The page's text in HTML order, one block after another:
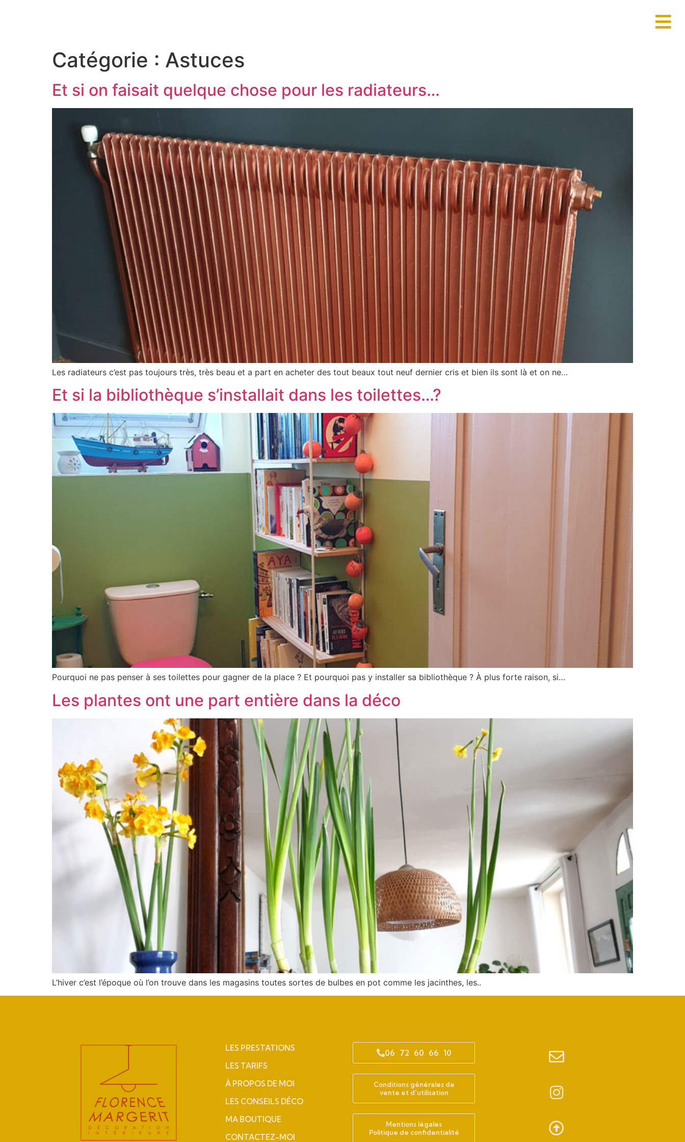
Catégorie : Astuces
Et si on faisait quelque chose pour les radiateurs…
Les radiateurs c’est pas toujours très, très beau et a part en acheter des tout beaux tout neuf dernier cris et bien ils sont là et on ne…
Et si la bibliothèque s’installait dans les toilettes…?
Pourquoi ne pas penser à ses toilettes pour gagner de la place ? Et pourquoi pas y installer sa bibliothèque ? À plus forte raison, si…
Les plantes ont une part entière dans la déco
L’hiver c’est l’époque où l’on trouve dans les magasins toutes sortes de bulbes en pot comme les jacinthes, les..
LES PRESTATIONS
LES TARIFS
À PROPOS DE MOI
LES CONSEILS DÉCO
MA BOUTIQUE
CONTACTEZ-MOI
06 72 60 66 10
Conditions générales de
vente et d'utilisation
Mentions légales
Politique de confidentialité